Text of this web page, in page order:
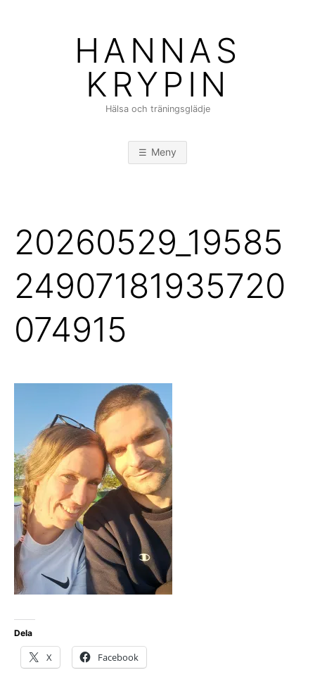
HANNAS
KRYPIN
Hälsa och träningsglädje
Meny
20260529_19585
24907181935720
074915
Dela
X Facebook